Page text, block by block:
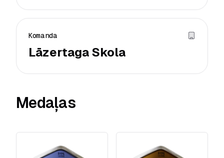
Komanda
Lāzertaga Skola
Medaļas